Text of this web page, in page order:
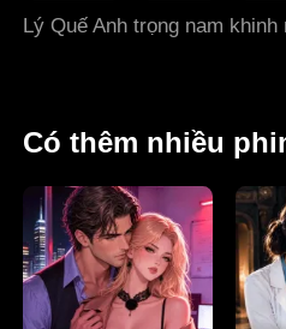
Quá trình thay đổi của nhân vật